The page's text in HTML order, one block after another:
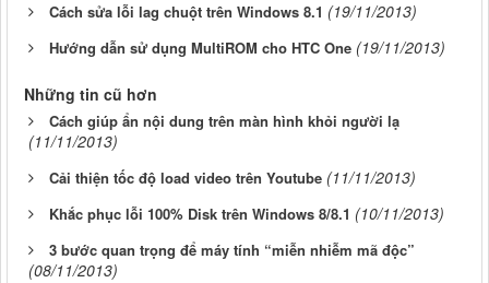
Cách sửa lỗi lag chuột trên Windows 8.1 (19/11/2013)
Hướng dẫn sử dụng MultiROM cho HTC One (19/11/2013)
Những tin cũ hơn
Cách giúp ẩn nội dung trên màn hình khỏi người lạ
(11/11/2013)
Cải thiện tốc độ load video trên Youtube (11/11/2013)
Khắc phục lỗi 100% Disk trên Windows 8/8.1 (10/11/2013)
3 bước quan trọng để máy tính “miễn nhiễm mã độc”
(08/11/2013)